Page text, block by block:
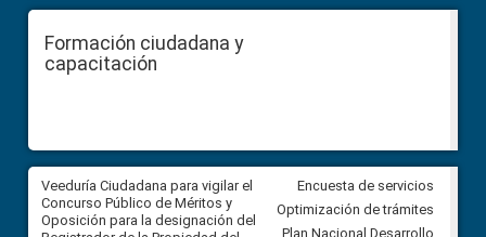
Formación ciudadana y
capacitación
Veeduría Ciudadana para vigilar el
Concurso Público de Méritos y
Oposición para la designación del
Veeduría Ciudadana para
construcción del asfaltado de
Encuesta de servicios
Optimización de trámites
Plan Nacional Desarrollo